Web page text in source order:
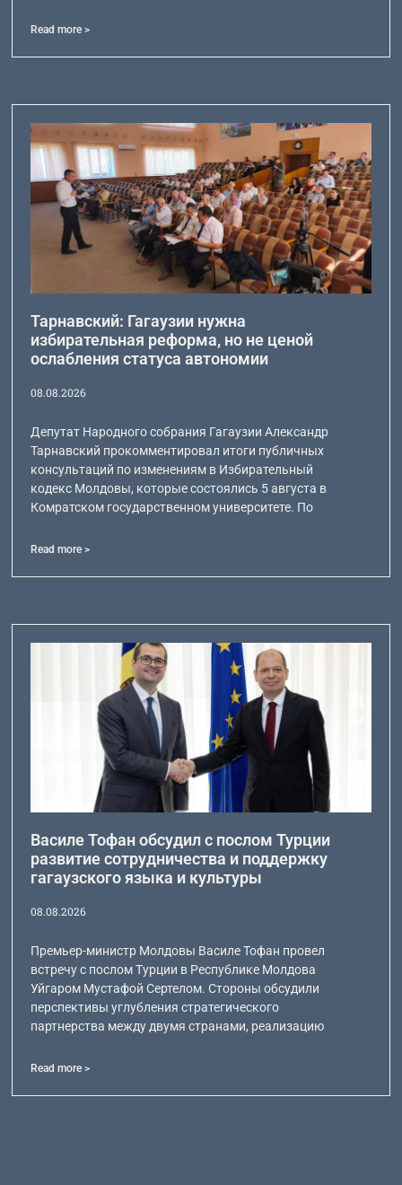
Read more >
Тарнавский: Гагаузии нужна
избирательная реформа, но не ценой
ослабления статуса автономии
08.08.2026
Депутат Народного собрания Гагаузии Александр
Тарнавский прокомментировал итоги публичных
консультаций по изменениям в Избирательный
кодекс Молдовы, которые состоялись 5 августа в
Комратском государственном университете. По
Read more >
Василе Тофан обсудил с послом Турции
развитие сотрудничества и поддержку
гагаузского языка и культуры
08.08.2026
Премьер-министр Молдовы Василе Тофан провел
встречу с послом Турции в Республике Молдова
Уйгаром Мустафой Сертелом. Стороны обсудили
перспективы углубления стратегического
партнерства между двумя странами, реализацию
Read more >